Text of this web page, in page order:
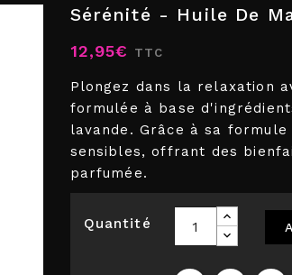
Sérénité - Huile De
12,95€ TTC
Plongez dans la relaxation
formulée à base
lavande. Grâce à sa
sensibles, offrant des
parfumée.
Quantité